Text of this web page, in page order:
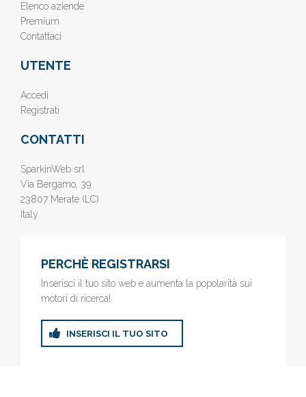
Elenco aziende
Premium
Contattaci
UTENTE
Accedi
Registrati
CONTATTI
SparkinWeb srl
Via Bergamo, 39
23807 Merate (LC)
Italy
PERCHÈ REGISTRARSI
Inserisci il tuo sito web e aumenta la popolarità sui
motori di ricerca!
INSERISCI IL TUO SITO